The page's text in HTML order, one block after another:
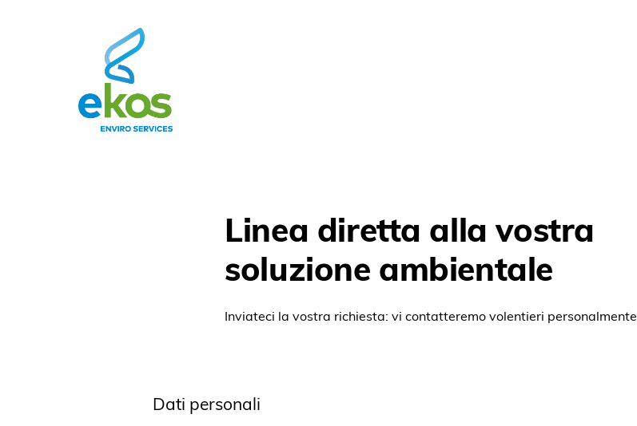
Linea diretta alla vostra
soluzione ambientale
Inviateci la vostra richiesta: vi contatteremo volentieri personalmente.
Dati personali